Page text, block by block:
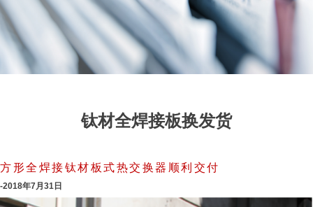
钛材全焊接板换发货
方形全焊接钛材板式热交换器顺利交付
-2018年7月31日